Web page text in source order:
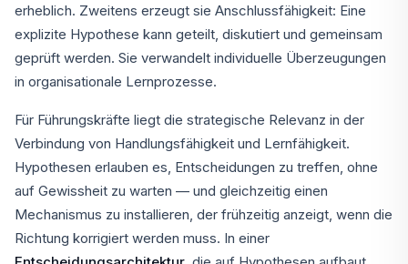
erheblich. Zweitens erzeugt sie Anschlussfähigkeit: Eine
explizite Hypothese kann geteilt, diskutiert und gemeinsam
geprüft werden. Sie verwandelt individuelle Überzeugungen
in organisationale Lernprozesse.
Für Führungskräfte liegt die strategische Relevanz in der
Verbindung von Handlungsfähigkeit und Lernfähigkeit.
Hypothesen erlauben es, Entscheidungen zu treffen, ohne
auf Gewissheit zu warten — und gleichzeitig einen
Mechanismus zu installieren, der frühzeitig anzeigt, wenn die
Richtung korrigiert werden muss. In einer